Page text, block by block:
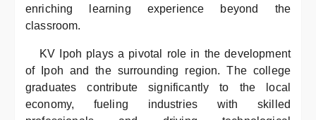
enriching learning experience beyond the
classroom.
KV Ipoh plays a pivotal role in the development
of Ipoh and the surrounding region. The college
graduates contribute significantly to the local
economy, fueling industries with skilled